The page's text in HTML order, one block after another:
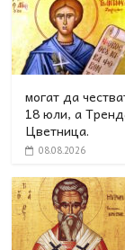
могат да
18 юли, а
Цветница.
08.08.2026